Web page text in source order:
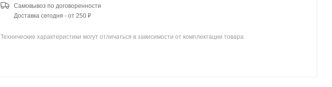
Самовывоз по договоренности
Доставка сегодня - от 250 ₽
Технические характеристики могут отличаться в зависимости от комплектации товара